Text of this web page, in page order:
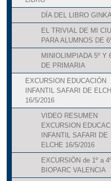
DÍA DEL LIBRO
EL TRIVIAL DE MI
PARA ALUMNOS DE
MINIOLIMPIADA 5º Y
DE PRIMARIA
EXCURSION EDUCACIÓN
INFANTIL SAFARI DE
16/5/2016
VIDEO RESUMEN
EXCURSION
INFANTIL SAFARI DE
ELCHE 16/5/2016
EXCURSIÓN de 1º a
BIOPARC VALENCIA